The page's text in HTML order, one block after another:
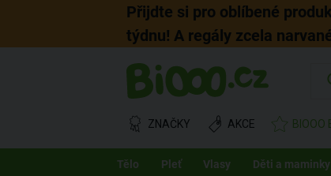
Přijdte si pro oblíbené
týdnu! A regály zcela
ZNAČKY AKCE BIOOO
Tělo Pleť Vlasy Děti a maminky